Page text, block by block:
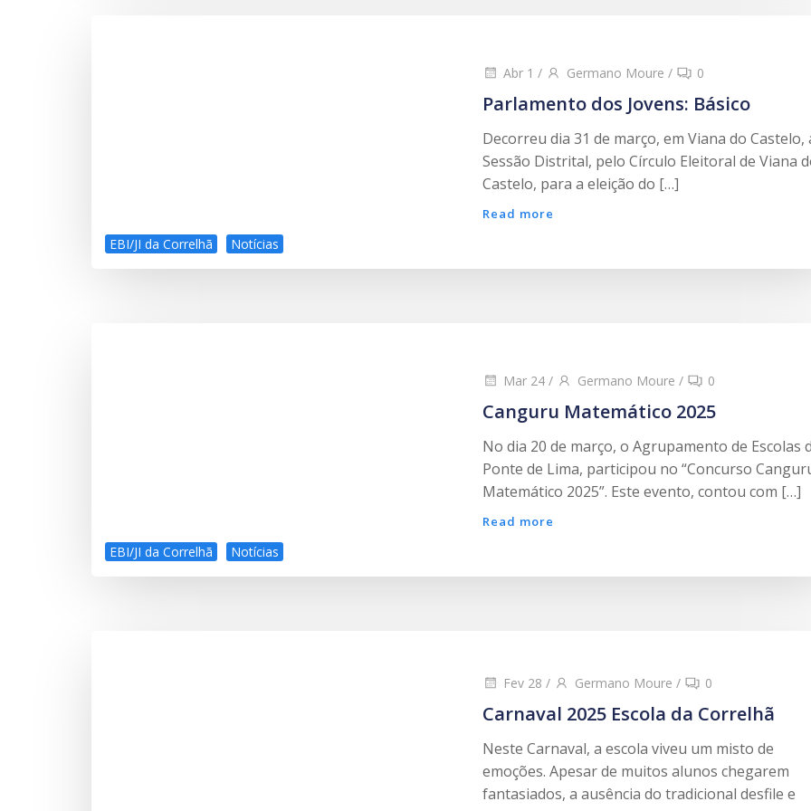
EBI/JI da Correlhã Notícias
Abr 1 / Germano Moure / 0
Parlamento dos Jovens: Básico
Decorreu dia 31 de março, em Viana do Castelo,
Sessão Distrital, pelo Círculo Eleitoral de Viana
Castelo, para a eleição do […]
Read more
EBI/JI da Correlhã Notícias
Mar 24 / Germano Moure / 0
Canguru Matemático 2025
No dia 20 de março, o Agrupamento de Escolas
Ponte de Lima, participou no “Concurso
Matemático 2025”. Este evento, contou com […]
Read more
Fev 28 / Germano Moure / 0
Carnaval 2025 Escola da Correlhã
Neste Carnaval, a escola viveu um misto de
emoções. Apesar de muitos alunos chegarem
fantasiados, a ausência do tradicional desfile e